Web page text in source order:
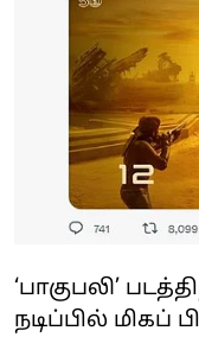
‘பாகுபலி’
நடிப்பில் மிகப்